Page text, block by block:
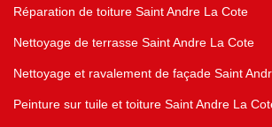
Réparation de toiture Saint Andre La Cote
Nettoyage de terrasse Saint Andre La Cote
Nettoyage et ravalement de façade Saint
Peinture sur tuile et toiture Saint Andre La